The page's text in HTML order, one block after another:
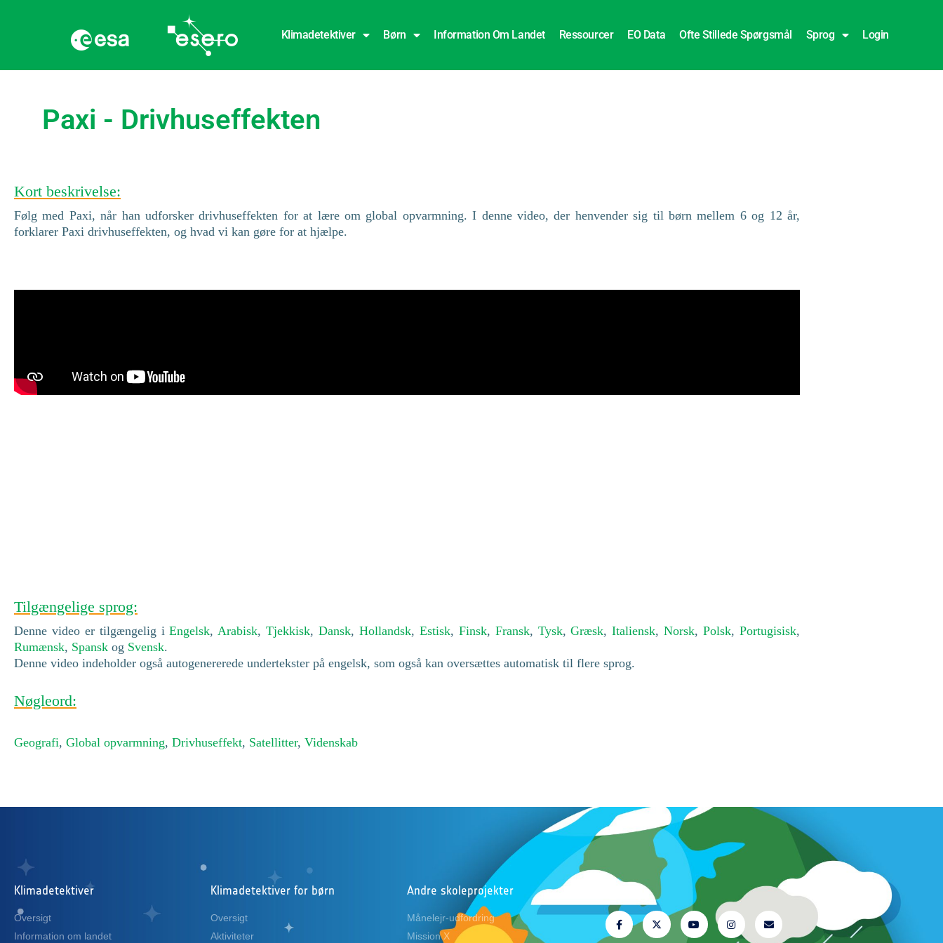
Klimadetektiver Børn Information Om Landet Ressourcer EO Data Ofte Stillede Spørgsmål Sprog Login
Paxi - Drivhuseffekten
Kort beskrivelse:
Følg med Paxi, når han udforsker drivhuseffekten for at lære om global opvarmning. I denne video, der henvender sig til børn mellem 6 og 12 år,
forklarer Paxi drivhuseffekten, og hvad vi kan gøre for at hjælpe.
Tilgængelige sprog:
Denne video er tilgængelig iEngelsk,Arabisk,Tjekkisk,Dansk,Hollandsk, Estisk, Finsk, Fransk, Tysk,Græsk,Italiensk,Norsk,Polsk,Portugisisk,
Rumænsk, Spansk og Svensk.
Denne video indeholder også autogenererede undertekster på engelsk, som også kan oversættes automatisk til flere sprog.
Nøgleord:
Geografi, Global opvarmning, Drivhuseffekt, Satellitter, Videnskab
Klimadetektiver
Oversigt
Information om landet
Klimadetektiver for børn
Oversigt
Aktiviteter
Andre skoleprojekter
Månelejr-udfordring
Mission X